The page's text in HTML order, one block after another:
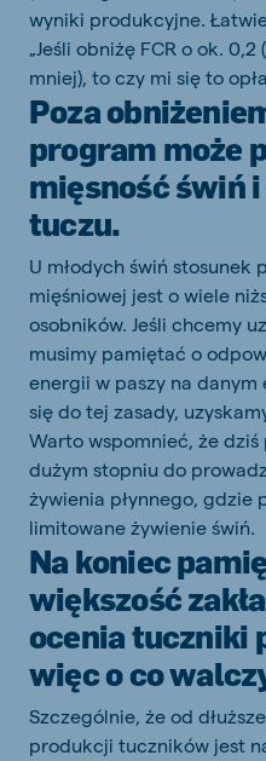
wyniki produkcyjne.
„Jeśli obniżę FCR o ok.
mniej), to czy mi się to
Poza
program może
mięsność świń
tuczu.
U młodych świń stosunek
mięśniowej jest o wiele
osobników. Jeśli chcemy
musimy pamiętać o
energii w paszy na
się do tej zasady,
Warto wspomnieć, że
dużym stopniu do
żywienia płynnego, gdzie
limitowane żywienie świń.
Na koniec
większość
ocenia tuczniki
więc o co
Szczególnie, że od
produkcji tuczników jest